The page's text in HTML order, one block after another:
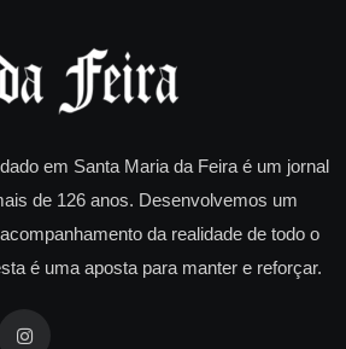
em Santa Maria da Feira é um jornal
de 126 anos. Desenvolvemos um
da realidade de todo o
é uma aposta para manter e reforçar.